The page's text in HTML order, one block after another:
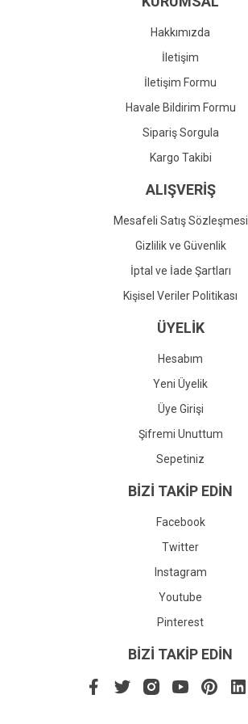
Gönder
Hakkımızda
İletişim
İletişim Formu
Havale Bildirim Formu
Sipariş Sorgula
Kargo Takibi
ALIŞVERİŞ
Mesafeli Satış Sözleşmesi
Gizlilik ve Güvenlik
İptal ve İade Şartları
Kişisel Veriler Politikası
ÜYELİK
Hesabım
Yeni Üyelik
Üye Girişi
Şifremi Unuttum
Sepetiniz
BİZİ TAKİP EDİN
Facebook
Twitter
Instagram
Youtube
Pinterest
BİZİ TAKİP EDİN